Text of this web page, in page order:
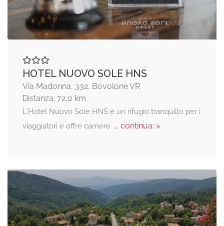
HOTEL NUOVO SOLE HNS
Via Madonna, 332, Bovolone VR
Distanza: 72,0 km
L'Hotel Nuovo Sole HNS è un rifugio tranquillo per i
viaggiatori e offre camere... continua: >